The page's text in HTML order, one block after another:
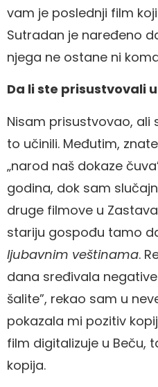
vam je poslednji film
Sutradan je naređeno
njega ne ostane ni
Da li ste prisustvovali
Nisam prisustvovao, ali
to učinili. Međutim,
„narod naš dokaze
godina, dok sam
druge filmove u
stariju gospođu tamo
ljubavnim veštinama.
dana sređivala negative
šalite”, rekao sam u
pokazala mi pozitiv
film digitalizuje u Beču,
kopija.